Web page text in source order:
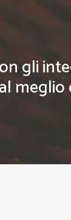
gli